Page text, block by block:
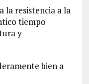
la resistencia a la
tiempo
y
bien a